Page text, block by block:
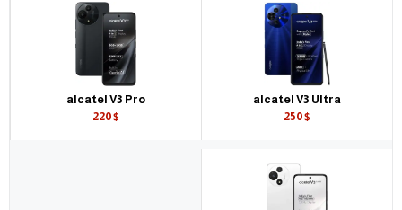
alcatel V3 Ultra
250$
alcatel V3 Pro
220$